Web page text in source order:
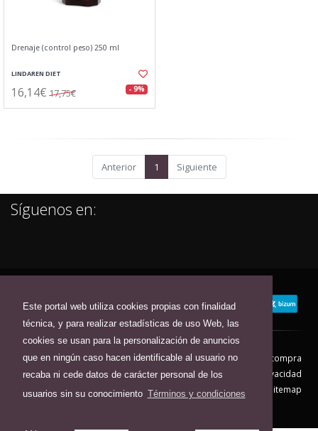
Este portal web utiliza cookies propias con finalidad
técnica, y para realizar estadísticas de uso Web, las
cookies se usan para la personalización de anuncios
que en ningún caso hacen identificable al usuario no
recaba ni cede datos de carácter personal de los
usuarios sin su conocimiento Términos y condiciones
Drenaje (control peso) 250 ml
LINDAREN DIET
16,14€ 17,75€ - 9%
Anterior 1 Siguiente
Síguenos en:
Contacto Aviso Legal
Condiciones de compra
Política de envíos
Política de devolución
Política de Privacidad
Política de Cookies
Sitemap